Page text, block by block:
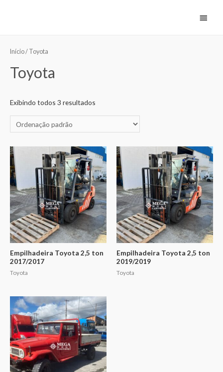
Início/ Toyota
Toyota
Exibindo todos 3 resultados
Empilhadeira Toyota 2,5 ton
2017/2017
Toyota
Empilhadeira Toyota 2,5 ton
2019/2019
Toyota